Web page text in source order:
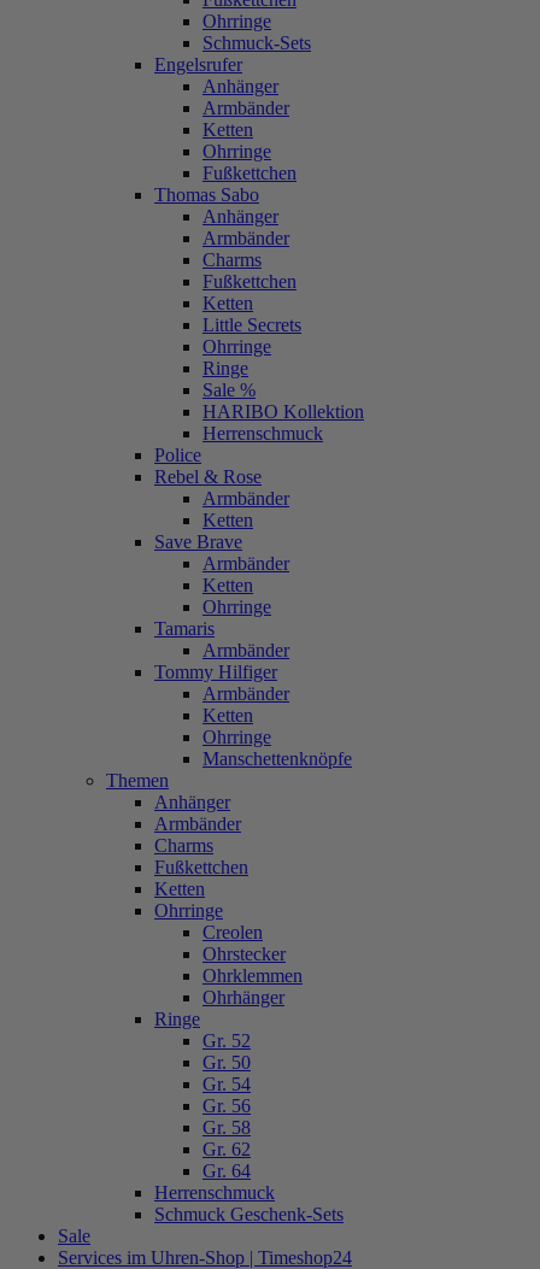
Ohrringe
Schmuck-Sets
Engelsrufer
Anhänger
Armbänder
Ketten
Ohrringe
Fußkettchen
Thomas Sabo
Anhänger
Armbänder
Charms
Fußkettchen
Ketten
Little Secrets
Ohrringe
Ringe
Sale %
HARIBO Kollektion
Herrenschmuck
Police
Rebel & Rose
Armbänder
Ketten
Save Brave
Armbänder
Ketten
Ohrringe
Tamaris
Armbänder
Tommy Hilfiger
Armbänder
Ketten
Ohrringe
Manschettenknöpfe
Themen
Anhänger
Armbänder
Charms
Fußkettchen
Ketten
Ohrringe
Creolen
Ohrstecker
Ohrklemmen
Ohrhänger
Ringe
Gr. 52
Gr. 50
Gr. 54
Gr. 56
Gr. 58
Gr. 62
Gr. 64
Herrenschmuck
Schmuck Geschenk-Sets
Sale
Services im Uhren-Shop | Timeshop24